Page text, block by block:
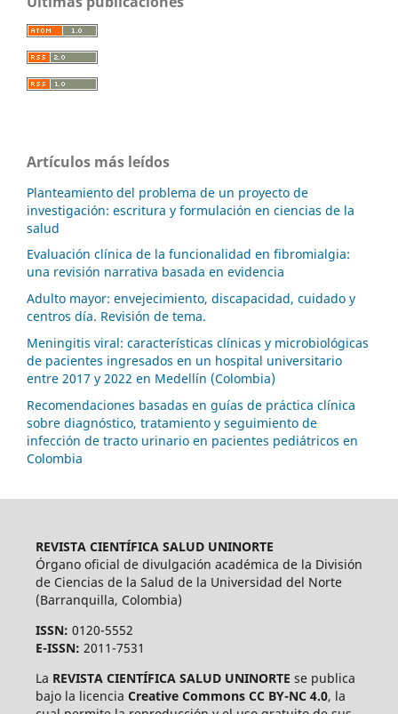
Artículos más leídos
Planteamiento del problema de un proyecto de
investigación: escritura y formulación en ciencias de la
salud
Evaluación clínica de la funcionalidad en fibromialgia:
una revisión narrativa basada en evidencia
Adulto mayor: envejecimiento, discapacidad, cuidado y
centros día. Revisión de tema.
Meningitis viral: características clínicas y microbiológicas
de pacientes ingresados en un hospital universitario
entre 2017 y 2022 en Medellín (Colombia)
Recomendaciones basadas en guías de práctica clínica
sobre diagnóstico, tratamiento y seguimiento de
infección de tracto urinario en pacientes pediátricos en
Colombia
REVISTA CIENTÍFICA SALUD UNINORTE
Órgano oficial de divulgación académica de la División
de Ciencias de la Salud de la Universidad del Norte
(Barranquilla, Colombia)
ISSN: 0120-5552
E-ISSN: 2011-7531
La REVISTA CIENTÍFICA SALUD UNINORTE se publica
bajo la licencia Creative Commons CC BY-NC 4.0, la